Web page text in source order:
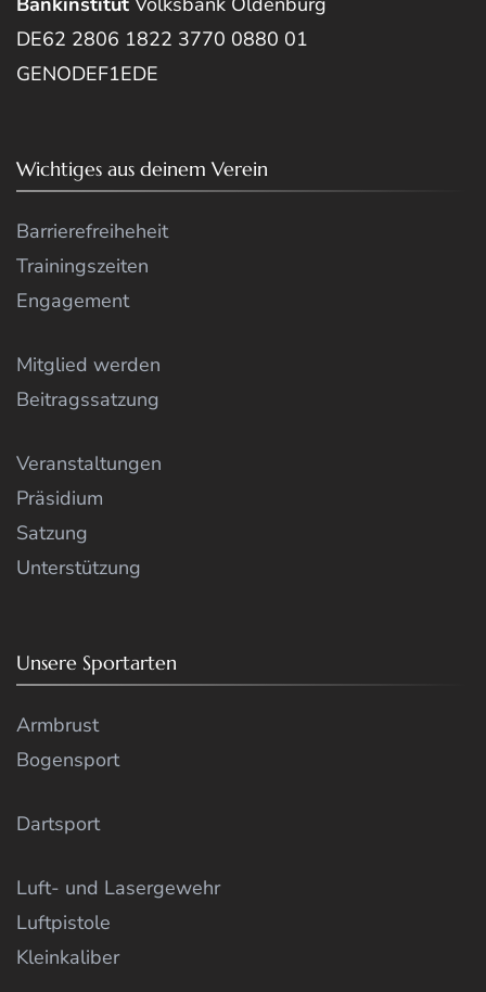
DE62 2806 1822 3770 0880 01
GENODEF1EDE
Wichtiges aus deinem Verein
Barrierefreiheheit
Trainingszeiten
Engagement
Mitglied werden
Beitragssatzung
Veranstaltungen
Präsidium
Satzung
Unterstützung
Unsere Sportarten
Armbrust
Bogensport
Dartsport
Luft- und Lasergewehr
Luftpistole
Kleinkaliber